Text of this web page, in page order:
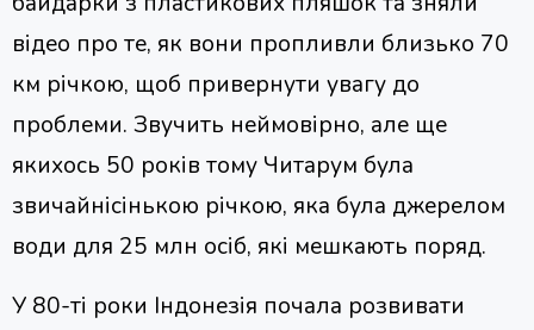
відео про те, як вони пропливли близько 70
км річкою, щоб привернути увагу до
проблеми. Звучить неймовірно, але ще
якихось 50 років тому Читарум була
звичайнісінькою річкою, яка була джерелом
води для 25 млн осіб, які мешкають поряд.
У 80-ті роки Індонезія почала розвивати